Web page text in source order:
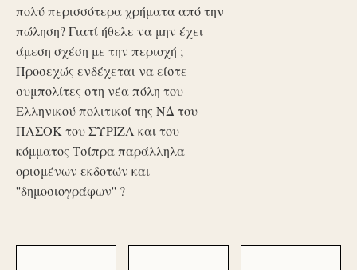
πολύ περισσότερα χρήματα από την
πώληση? Γιατί ήθελε να μην έχει
άμεση σχέση με την περιοχή ;
Προσεχώς ενδέχεται να είστε
συμπολίτες στη νέα πόλη του
Ελληνικού πολιτικοί της ΝΔ του
ΠΑΣΟΚ του ΣΥΡΙΖΑ και του
κόμματος Τσίπρα παράλληλα
ορισμένων εκδοτών και
''δημοσιογράφων'' ?